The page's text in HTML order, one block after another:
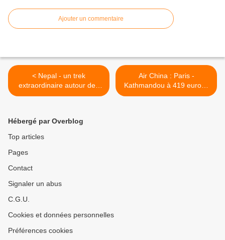
Ajouter un commentaire
< Nepal - un trek
extraordinaire autour des
Annapurnas
Air China : Paris -
Kathmandou à 419 euros .
>
Hébergé par Overblog
Top articles
Pages
Contact
Signaler un abus
C.G.U.
Cookies et données personnelles
Préférences cookies